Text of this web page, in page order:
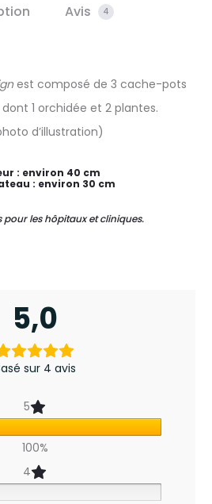
Avis 4
est composé de 3 cache-pots
1 orchidée et 2 plantes.
d’illustration)
: environ 40 cm
: environ 30 cm
pour les hôpitaux et cliniques.
5,0
sur 4 avis
5
100%
4